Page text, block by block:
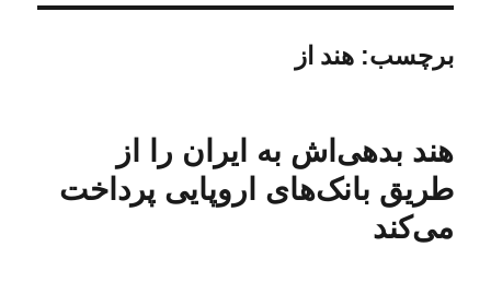
برچسب:هند از
هند بدهی‌اش به ایران را از
طریق بانک‌های اروپایی پرداخت
می‌کند